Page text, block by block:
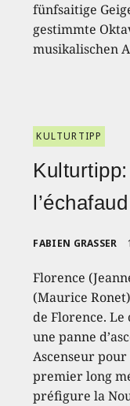
fünfsaitige
gestimmte
musikalischen
KULTURTIPP
FABIEN GRASSER
Florence
(Maurice
de Florence.
une panne
Ascenseur pour
premier long
préfigure la